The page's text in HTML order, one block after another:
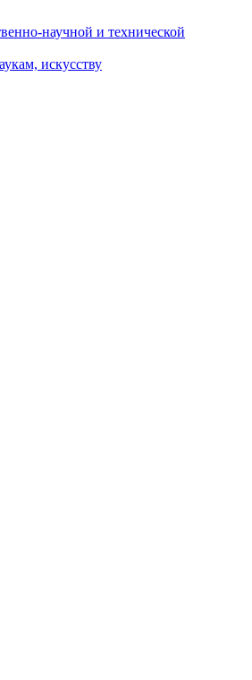
научной и технической
искусству